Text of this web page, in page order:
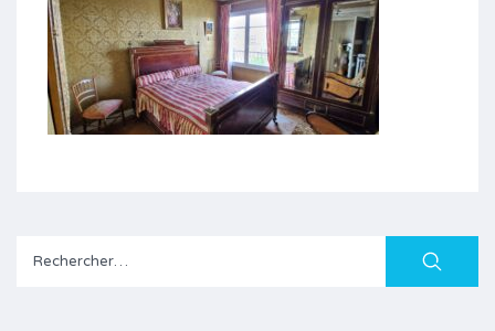
Rechercher :